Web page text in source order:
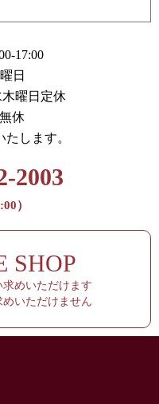
17:00
日
曜日定休
休
します。
2003
）
SHOP
めいただけます
いただけません